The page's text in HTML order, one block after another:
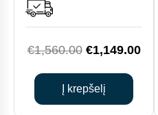
€1,560.00 Original
was:
€1,560.00.
€1,149.00
Į krepšelį